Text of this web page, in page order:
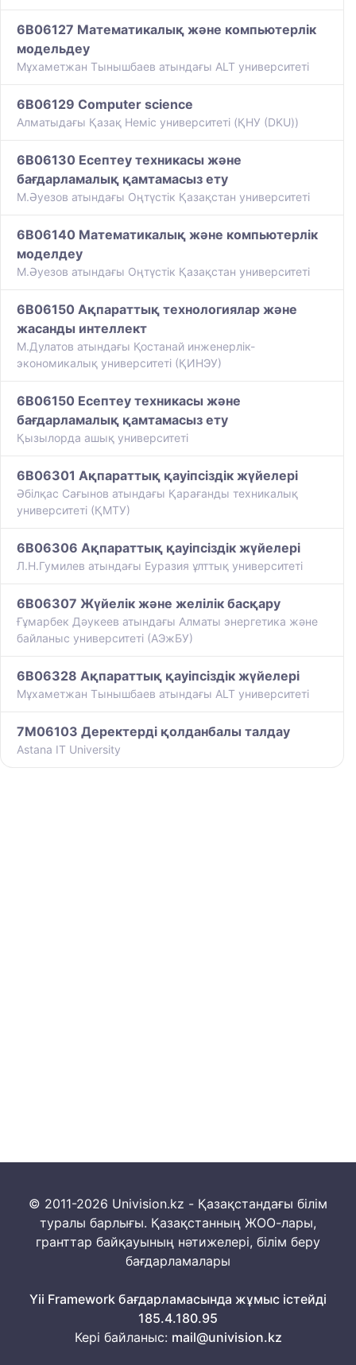
6B06127 Математикалық және компьютерлік
модельдеу
Мұхаметжан Тынышбаев атындағы ALT университеті
6B06129 Computer science
Алматыдағы Қазақ Немiс университетi (ҚНУ (DKU))
6B06130 Есептеу техникасы және
бағдарламалық қамтамасыз ету
М.Әуезов атындағы Оңтүстік Қазақстан университеті
6B06140 Математикалық және компьютерлік
моделдеу
М.Әуезов атындағы Оңтүстік Қазақстан университеті
6B06150 Ақпараттық технологиялар және
жасанды интеллект
М.Дулатов атындағы Қостанай инженерлік-
экономикалық университеті (ҚИНЭУ)
6B06150 Есептеу техникасы және
бағдарламалық қамтамасыз ету
Қызылорда ашық университеті
6B06301 Ақпараттық қауіпсіздік жүйелері
Әбілқас Сағынов атындағы Қарағанды техникалық
университеті (ҚМТУ)
6B06306 Ақпараттық қауіпсіздік жүйелері
Л.Н.Гумилев атындағы Еуразия ұлттық университеті
6B06307 Жүйелік және желілік басқару
Ғұмарбек Дәукеев атындағы Алматы энергетика және
байланыс университеті (АЭжБУ)
6B06328 Ақпараттық қауіпсіздік жүйелері
Мұхаметжан Тынышбаев атындағы ALT университеті
7M06103 Деректерді қолданбалы талдау
Astana IT University
© 2011-2026 Univision.kz - Қазақстандағы білім
туралы барлығы. Қазақстанның ЖОО-лары,
гранттар байқауының нәтижелері, білім беру
бағдарламалары
Yii Framework бағдарламасында жұмыс істейді
185.4.180.95
Кері байланыс: mail@univision.kz